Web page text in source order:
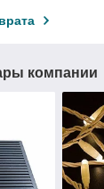
компании